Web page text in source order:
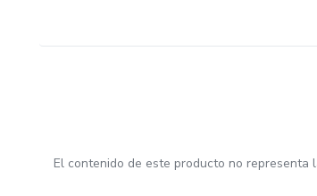
El contenido de este producto no representa